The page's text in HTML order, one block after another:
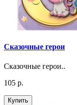
Сказочные герои
Сказочные герои..
105 р.
Купить